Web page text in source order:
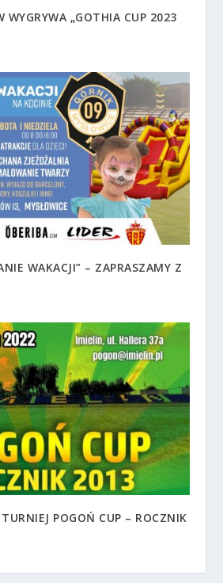
WYGRYWA „GOTHIA CUP 2023
WAKACJI” – ZAPRASZAMY Z
POGOŃ CUP – ROCZNIK